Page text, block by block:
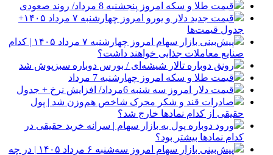
قیمت طلا و سکه امروز پنجشنبه 8 مرداد/ روند صعودی
قیمت جدید دلار و یورو امروز چهارشنبه ۷ مرداد ۱۴۰۵+
جدول قیمت‌ها
پیش‌بینی بازار سهام امروز چهارشنبه ۷ مرداد ۱۴۰۵ | کدام
صنایع معاملات جذابی خواهند داشت؟
رونق دوباره تالار شیشه‌ای / بورس دوباره سبزپوش شد
قیمت طلا و سکه امروز چهارشنبه 7 مرداد
قیمت دلار امروز سه شنبه 6مرداد/ افزایش نرخ + جدول
صادرات قند و شکر محرک شاخص هم‌وزن شد | پول
حقیقی از کدام نماد‌ها خارج شد؟
ورود دوباره پول به بازار سهام | سرانه خرید حقیقی در
کدام نماد‌ها بیشتر بود؟
پیش‌بینی بازار سهام امروز سه‌شنبه ۶ مرداد ۱۴۰۵ | در چه